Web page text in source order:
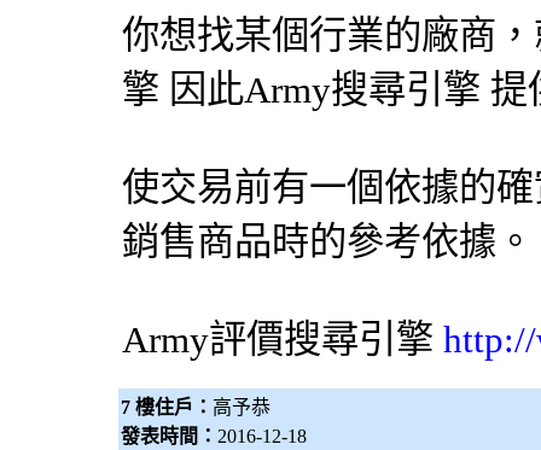
你想找某個行業的廠商
擎 因此Army搜尋引擎 提
使交易前有一個依據的
銷售商品時的參考依據。
Army評價搜尋引擎
7 樓住戶： 高予恭
發表時間： 2016-12-18